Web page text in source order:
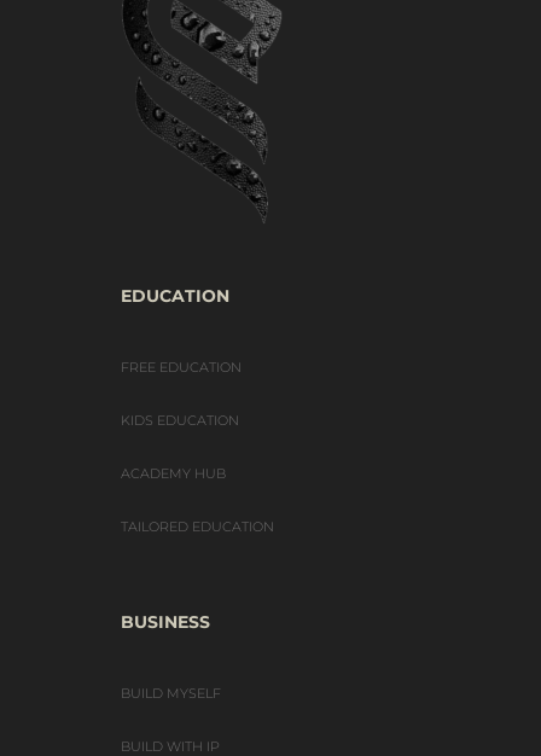
EDUCATION
FREE EDUCATION
KIDS EDUCATION
ACADEMY HUB
TAILORED EDUCATION
BUSINESS
BUILD MYSELF
BUILD WITH IP